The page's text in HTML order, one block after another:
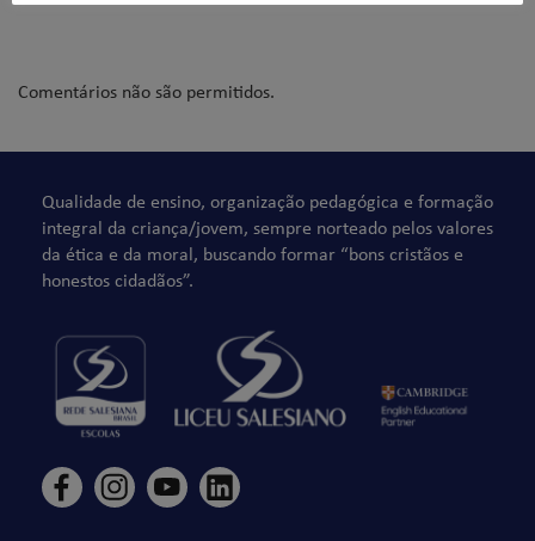
Comentários não são permitidos.
Qualidade de ensino, organização pedagógica e formação
integral da criança/jovem, sempre norteado pelos valores
da ética e da moral, buscando formar “bons cristãos e
honestos cidadãos”.